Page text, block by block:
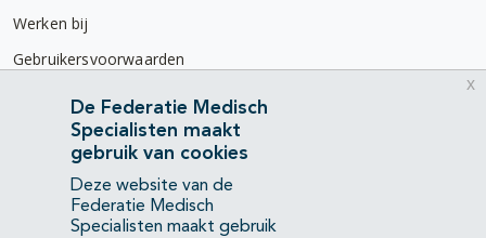
Werken bij
Gebruikersvoorwaarden
Privacyverklaring
Contact
Mercatorlaan 1200
3528 BL Utrecht
De Federatie Medisch
Specialisten maakt
gebruik van cookies
Deze website van de
Federatie Medisch
Specialisten maakt gebruik
x